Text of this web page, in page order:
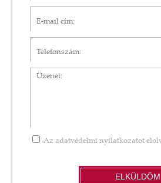
Üzenet
Az adatvédelmi nyilatkozatot
ELKÜLDÖM